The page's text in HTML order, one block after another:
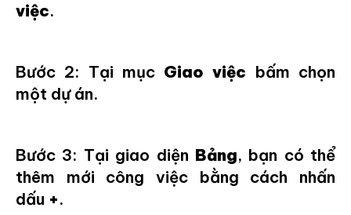
việc.
Bước 2: Tại mục Giao việc bấm chọn
một dự án.
Bước 3: Tại giao diện Bảng, bạn có thể
thêm mới công việc bằng cách nhấn
dấu +.